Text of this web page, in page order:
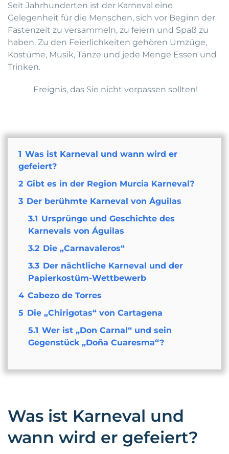
Seit Jahrhunderten ist der Karneval eine
Gelegenheit für die Menschen, sich vor Beginn der
Fastenzeit zu versammeln, zu feiern und Spaß zu
haben. Zu den Feierlichkeiten gehören Umzüge,
Kostüme, Musik, Tänze und jede Menge Essen und
Trinken.
Ereignis, das Sie nicht verpassen sollten!
1 Was ist Karneval und wann wird er
gefeiert?
2 Gibt es in der Region Murcia Karneval?
3 Der berühmte Karneval von Águilas
3.1 Ursprünge und Geschichte des
Karnevals von Águilas
3.2 Die „Carnavaleros“
3.3 Der nächtliche Karneval und der
Papierkostüm-Wettbewerb
4 Cabezo de Torres
5 Die „Chirigotas“ von Cartagena
5.1 Wer ist „Don Carnal“ und sein
Gegenstück „Doña Cuaresma“?
Was ist Karneval und
wann wird er gefeiert?